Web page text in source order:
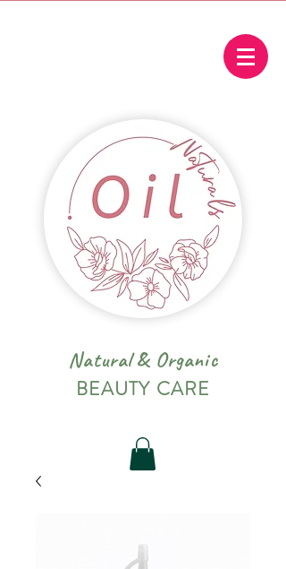
Natural & Organic
BEAUTY CARE